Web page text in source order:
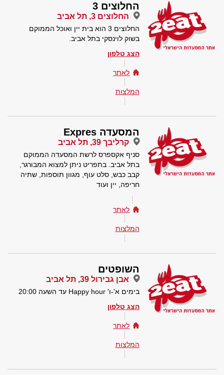
החלוצים 3
החלוצים 3, תל אביב
החלוצים 3 הוא בית יין ואוכל הממוקם
בשוק לוינסקי בתל אביב.
הצג טלפון
לאתר
המלצות
המסעדה Expres
קרליבך 39, תל אביב
סניף אקספרס לרשת המסעדה הממוקם
בתל אביב. בתפריט ניתן למצוא המבורגר,
קבב כבש, סלט עוף, מגוון תוספות, שתיה
חריפה, יין ועוד
לאתר
המלצות
השופטים
אבן גבירול 39, תל אביב
בימים א'-ו' Happy hour עד השעה 20:00
הצג טלפון
לאתר
המלצות